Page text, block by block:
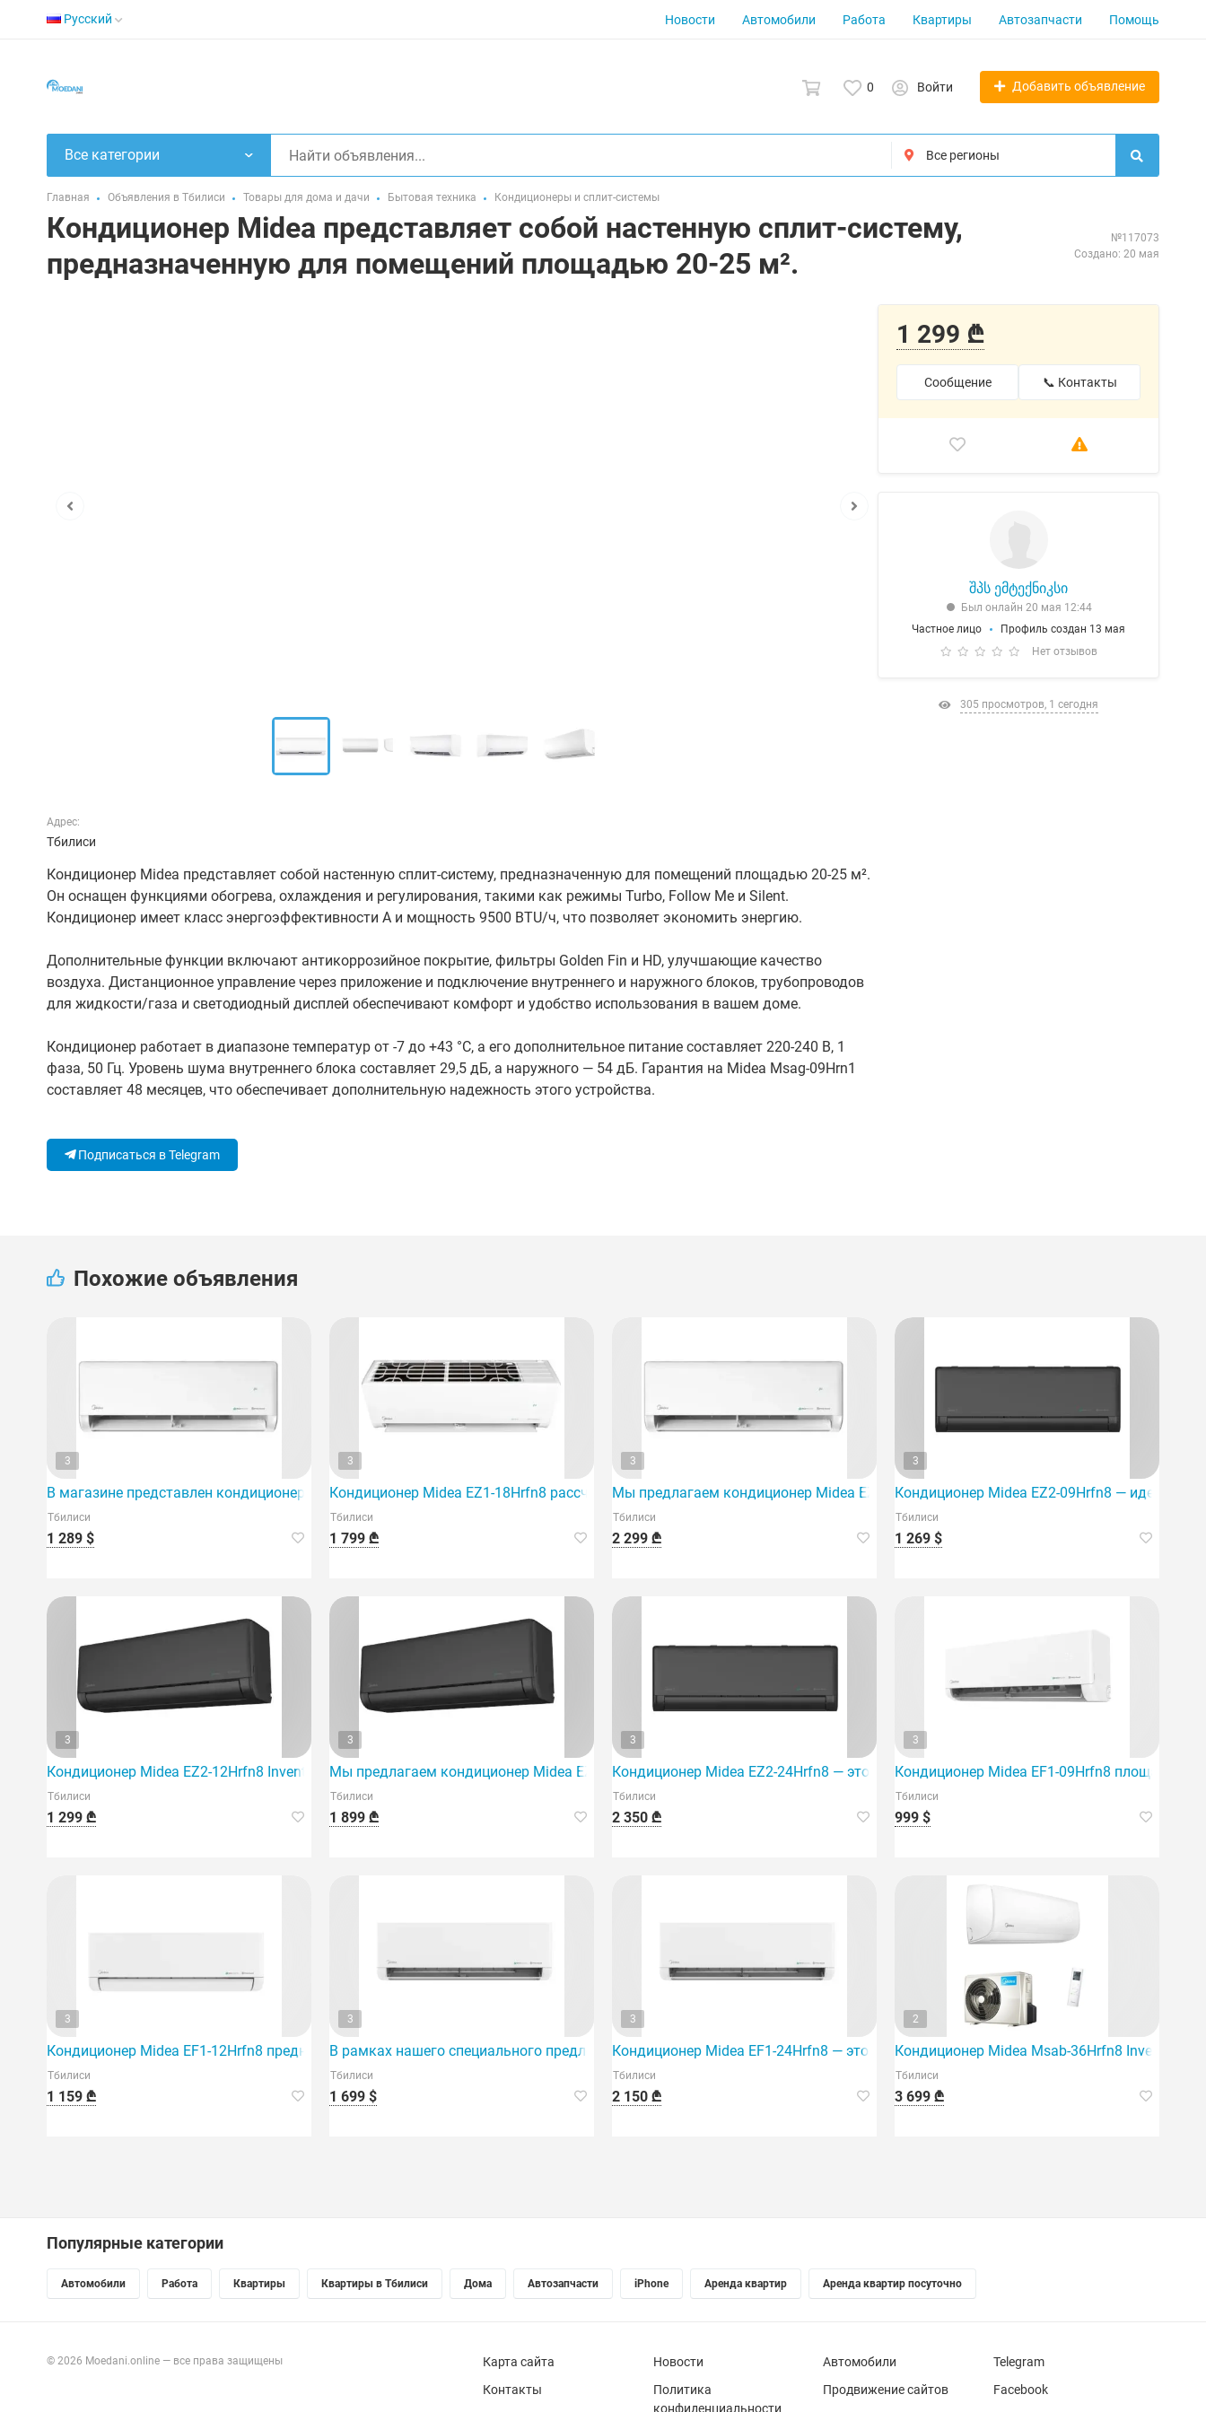
Русский Новости Автомобили Работа Квартиры Автозапчасти Помощь
0 Войти Добавить объявление
Все категории
Главная Объявления в Тбилиси Товары для дома и дачи Бытовая техника Кондиционеры и сплит-системы
Кондиционер Midea представляет собой настенную сплит-систему,
предназначенную для помещений площадью 20-25 м².
№117073
Создано: 20 мая
Адрес:
Тбилиси
Кондиционер Midea представляет собой настенную сплит-систему, предназначенную для помещений площадью 20-25 м².
Он оснащен функциями обогрева, охлаждения и регулирования, такими как режимы Turbo, Follow Me и Silent.
Кондиционер имеет класс энергоэффективности A и мощность 9500 BTU/ч, что позволяет экономить энергию.
Дополнительные функции включают антикоррозийное покрытие, фильтры Golden Fin и HD, улучшающие качество
воздуха. Дистанционное управление через приложение и подключение внутреннего и наружного блоков, трубопроводов
для жидкости/газа и светодиодный дисплей обеспечивают комфорт и удобство использования в вашем доме.
Кондиционер работает в диапазоне температур от -7 до +43 °C, а его дополнительное питание составляет 220-240 В, 1
фаза, 50 Гц. Уровень шума внутреннего блока составляет 29,5 дБ, а наружного — 54 дБ. Гарантия на Midea Msag-09Hrn1
составляет 48 месяцев, что обеспечивает дополнительную надежность этого устройства.
Подписаться в Telegram
1 299 ₾
Сообщение 📞 Контакты
შპს ემტექნიკსი
Был онлайн 20 мая 12:44
Частное лицо
Профиль создан 13 мая
Нет отзывов
305 просмотров, 1 сегодня
Похожие объявления
3
В магазине представлен кондиционер Midea EZ1-12Hrfn8, идеально подходящий для кондиционирования помещения площадью 40 м2.
Тбилиси
1 289 $
3
Кондиционер Midea EZ1-18Hrfn8 рассчитан на площадь 60 кв. м и отличается высокой энергоэффективностью.
Тбилиси
1 799 ₾
3
Мы предлагаем кондиционер Midea EZ1-24Hrfn8, идеально подходящий для
Тбилиси
2 299 ₾
3
Кондиционер Midea EZ2-09Hrfn8 —
Тбилиси
1 269 $
3
Кондиционер Midea EZ2-12Hrfn8 Inventor 40 м2 черный
Тбилиси
1 299 ₾
3
Мы предлагаем кондиционер Midea EZ2-18Hrfn8 Inventer, предназначенный для помещений площадью до 60 м².
Тбилиси
1 899 ₾
3
Кондиционер Midea EZ2-24Hrfn8 — это инверторная система, рассчитанная на
Тбилиси
2 350 ₾
3
Кондиционер Midea EF1-09Hrfn8 площадью
Тбилиси
999 $
3
Кондиционер Midea EF1-12Hrfn8 предназначен для помещений площадью до 40 кв. м.
Тбилиси
1 159 ₾
3
В рамках нашего специального предложения мы представляем кондиционер Midea EF1-18Hrfn8, рассчитанный на площадь 60
Тбилиси
1 699 $
3
Кондиционер Midea EF1-24Hrfn8 — это система, основанная на современной
Тбилиси
2 150 ₾
2
Кондиционер Midea Msab-36Hrfn8 Inventer
Тбилиси
3 699 ₾
Популярные категории
Автомобили Работа Квартиры Квартиры в Тбилиси Дома Автозапчасти iPhone Аренда квартир Аренда квартир посуточно
© 2026 Moedani.online — все права защищены
Карта сайта
Контакты
Новости
Политика
конфиденциальности
Автомобили
Продвижение сайтов
Telegram
Facebook